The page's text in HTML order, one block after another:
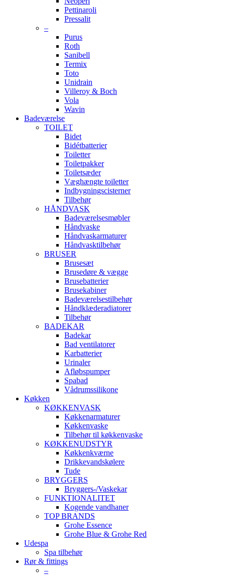
Pettinaroli
Pressalit
–
Purus
Roth
Sanibell
Termix
Toto
Unidrain
Villeroy & Boch
Vola
Wavin
Badeværelse
TOILET
Bidet
Bidétbatterier
Toiletter
Toiletpakker
Toiletsæder
Væghængte toiletter
Indbygningscisterner
Tilbehør
HÅNDVASK
Badeværelsesmøbler
Håndvaske
Håndvaskarmaturer
Håndvasktilbehør
BRUSER
Brusesæt
Brusedøre & vægge
Brusebatterier
Brusekabiner
Badeværelsestilbehør
Håndklæderadiatorer
Tilbehør
BADEKAR
Badekar
Bad ventilatorer
Karbatterier
Urinaler
Afløbspumper
Spabad
Vådrumssilikone
Køkken
KØKKENVASK
Køkkenarmaturer
Køkkenvaske
Tilbehør til køkkenvaske
KØKKENUDSTYR
Køkkenkværne
Drikkevandskølere
Tude
BRYGGERS
Bryggers-/Vaskekar
FUNKTIONALITET
Kogende vandhaner
TOP BRANDS
Grohe Essence
Grohe Blue & Grohe Red
Udespa
Spa tilbehør
Rør & fittings
–